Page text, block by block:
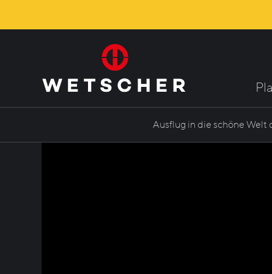
Ausflug in die schöne Welt